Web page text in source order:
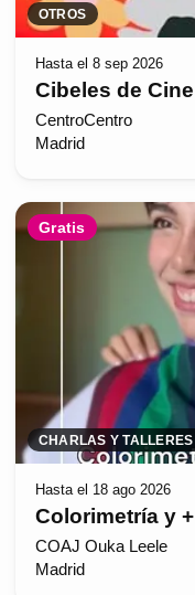
OTROS
Hasta el 8 sep 2026
Cibeles de Cine
CentroCentro
Madrid
Gratis
CHARLAS Y TALLERES
Hasta el 18 ago 2026
Colorimetría y +
COAJ Ouka Leele
Madrid